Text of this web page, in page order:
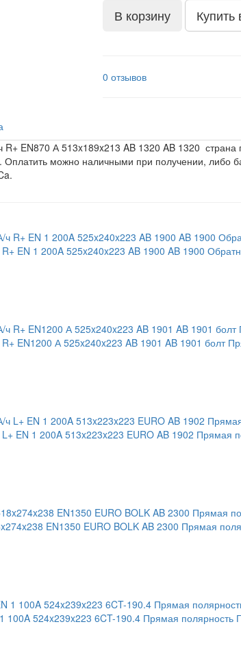
В корзину Купить
0 отзывов
EN870 А 513x189x213 AB 1320 AB 1320 страна
Оплатить можно наличными при получении, либо
.
EN 1 200A 525x240x223 AB 1900 AB 1900
EN1200 А 525x240x223 AB 1901 AB 1901 болт
EN 1 200A 513x223x223 EURO AB 1902 Прямая
EN1350 EURO BOLK AB 2300 Прямая
100A 524x239x223 6CT-190.4 Прямая полярность